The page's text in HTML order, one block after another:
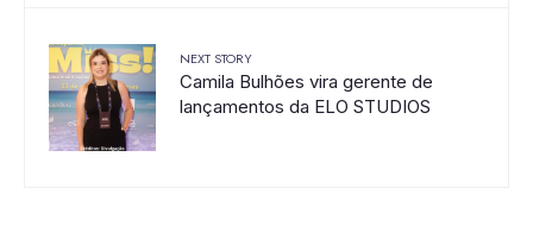
NEXT STORY
Camila Bulhões vira gerente de
lançamentos da ELO STUDIOS